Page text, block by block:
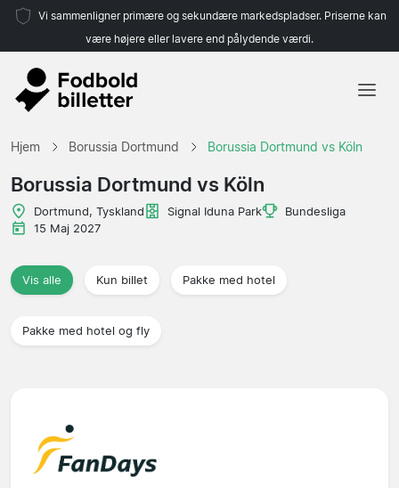
Vi sammenligner primære og sekundære markedspladser. Priserne kan
være højere eller lavere end pålydende værdi.
Hjem Borussia Dortmund Borussia Dortmund vs Köln
Borussia Dortmund vs Köln
Dortmund, Tyskland Signal Iduna Park
Bundesliga
15 Maj 2027
Vis alle Kun billet Pakke med hotel
Pakke med hotel og fly